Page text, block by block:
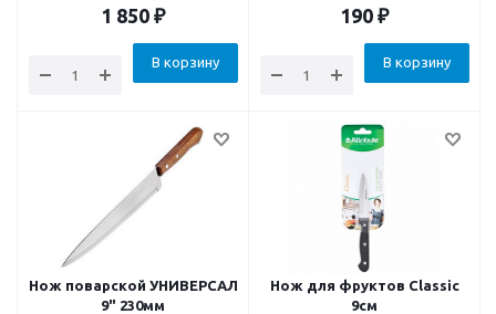
1 850 ₽
В корзину
190 ₽
В корзину
Нож поварской УНИВЕРСАЛ
9" 230мм
Нож для фруктов Classic
9см